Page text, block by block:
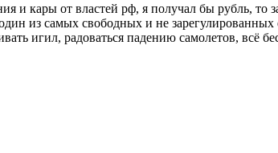
и кары от властей рф, я получал бы рубль, то
из самых свободных и не зарегулированных
игил, радоваться падению самолетов, всё